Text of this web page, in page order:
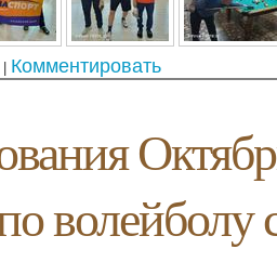
Комментировать
волейболу